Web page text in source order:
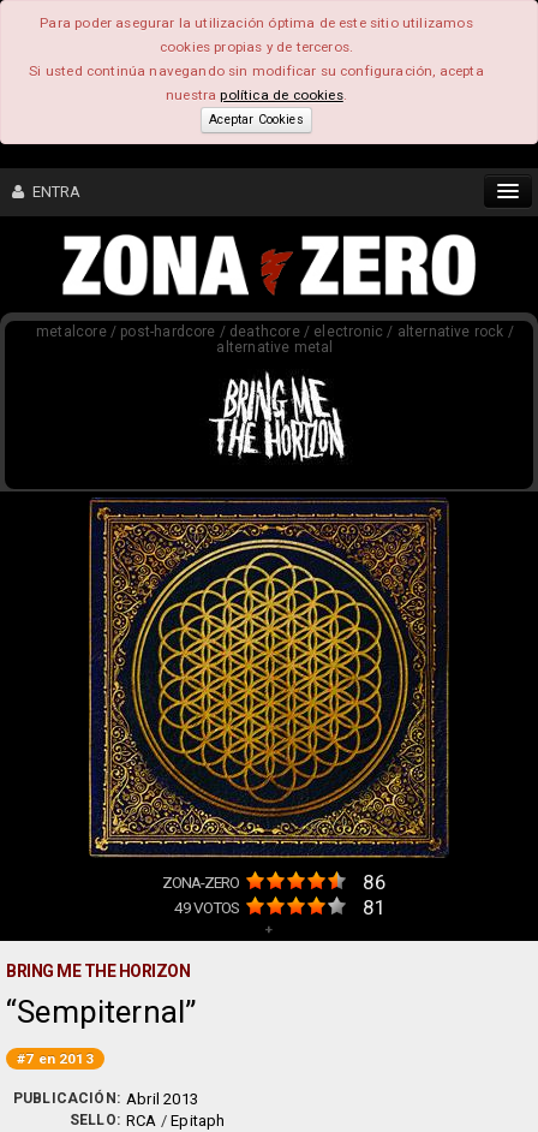
Para poder asegurar la utilización óptima de este sitio utilizamos
cookies propias y de terceros.
Si usted continúa navegando sin modificar su configuración, acepta
nuestrapolítica de cookies.
Aceptar Cookies
ENTRA
CONTENIDO
COMUNIDAD
metalcore / post-hardcore / deathcore / electronic / alternative rock /
alternative metal
ZONA-ZERO 86
49VOTOS 81
+
BRING ME THE HORIZON
Sempiternal
#7 en 2013
PUBLICACIÓN: Abril 2013
SELLO: RCA /Epitaph